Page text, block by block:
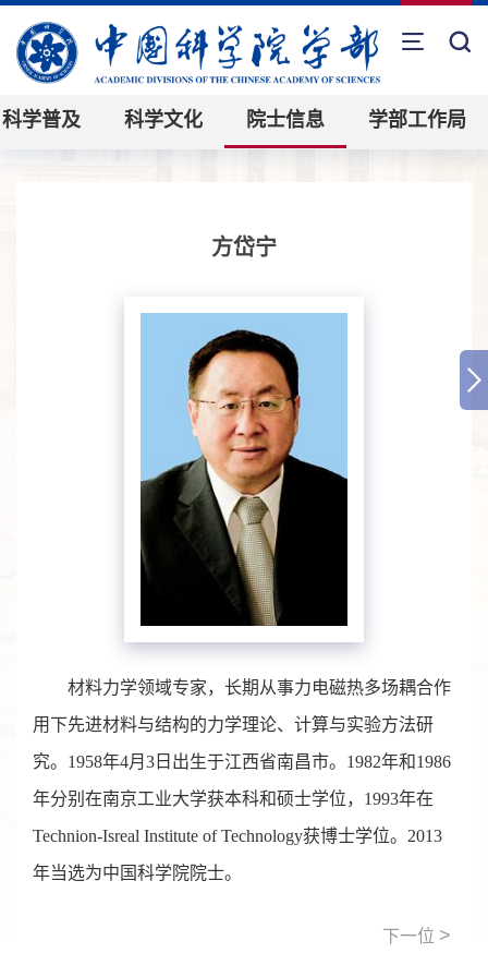
科学普及 科学文化 院士信息 学部工作局
方岱宁
材料力学领域专家，长期从事力电磁热多场耦合作
用下先进材料与结构的力学理论、计算与实验方法研
究。1958年4月3日出生于江西省南昌市。1982年和1986
年分别在南京工业大学获本科和硕士学位，1993年在
Technion-Isreal Institute of Technology获博士学位。2013
年当选为中国科学院院士。
下一位 >